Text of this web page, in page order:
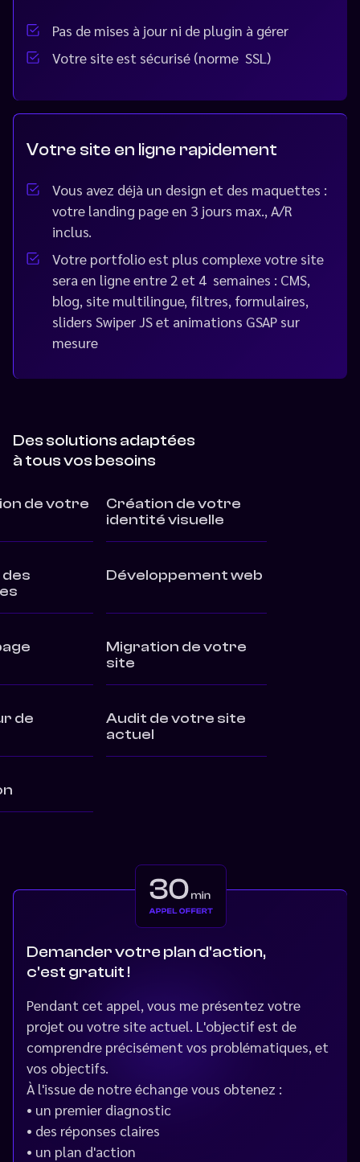
Pas de mises à jour ni de plugin à gérer
Votre site est sécurisé (norme SSL)
Votre site en ligne rapidement
Vous avez déjà un design et des maquettes :
votre landing page en 3 jours max., A/R
inclus.
Votre portfolio est plus complexe votre site
sera en ligne entre 2 et 4 semaines : CMS,
blog, site multilingue, filtres, formulaires,
sliders Swiper JS et animations GSAP sur
mesure
Des solutions adaptées
à tous vos besoins
de votre
Création de votre
identité visuelle
Développement web
Migration de votre
site
de
Audit de votre site
actuel
Demander votre plan d'action,
c'est gratuit !
Pendant cet appel, vous me présentez votre
projet ou votre site actuel. L'objectif est de
comprendre précisément vos problématiques, et
vos objectifs.
À l'issue de notre échange vous obtenez :
• un premier diagnostic
• des réponses claires
• un plan d'action